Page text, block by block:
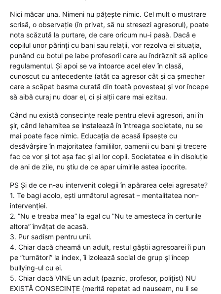
Nici măcar una. Nimeni nu pățește nimic. Cel mult o mustrare
scrisă, o observație (în privat, să nu stresezi agresorul), poate
nota scăzută la purtare, de care oricum nu-i pasă. Dacă e
copilul unor părinți cu bani sau relații, vor rezolva ei situația,
punând cu botul pe labe profesorii care au îndrăznit să aplice
regulamentul. Și apoi se va întoarce acel elev în clasă,
cunoscut cu antecedente (atât ca agresor cât și ca șmecher
care a scăpat basma curată din toată povestea) și vor începe
să aibă curaj nu doar el, ci și alții care mai ezitau.
Când nu există consecințe reale pentru elevii agresori, ani în
șir, când lehamitea se instalează în întreaga societate, nu se
mai poate face nimic. Educația de acasă lipsește cu
desăvârșire în majoritatea familiilor, oamenii cu bani și trecere
fac ce vor și tot așa fac și ai lor copii. Societatea e în disoluție
de ani de zile, nu știu de ce apar uimirile astea ipocrite.
PS Și de ce n-au intervenit colegii în apărarea celei agresate?
1. Te bagi acolo, ești următorul agresat – mentalitatea non-
intervenției.
2. ”Nu e treaba mea” la egal cu ”Nu te amesteca în certurile
altora” învățat de acasă.
3. Pur sadism pentru unii.
4. Chiar dacă cheamă un adult, restul găștii agresoarei îi pun
pe ”turnători” la index, îi izolează social de grup și încep
bullying-ul cu ei.
5. Chiar dacă VINE un adult (paznic, profesor, polițist) NU
EXISTĂ CONSECINȚE (merită repetat ad nauseam, nu li se